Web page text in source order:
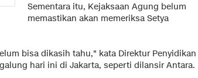
Sementara itu, Kejaksaan Agung belum
memastikan akan memeriksa Setya
bisa dikasih tahu," kata Direktur Penyidikan
hari ini di Jakarta, seperti dilansir Antara.